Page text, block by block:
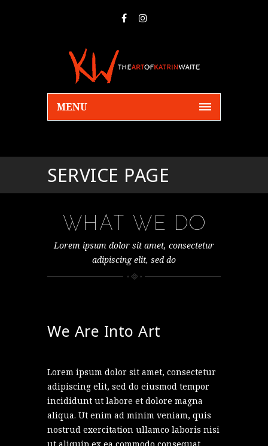
MENU
SERVICE PAGE
WHAT WE DO
Lorem ipsum dolor sit amet, consectetur
adipiscing elit, sed do
We Are Into Art
Lorem ipsum dolor sit amet, consectetur
adipiscing elit, sed do eiusmod tempor
incididunt ut labore et dolore magna
aliqua. Ut enim ad minim veniam, quis
nostrud exercitation ullamco laboris nisi